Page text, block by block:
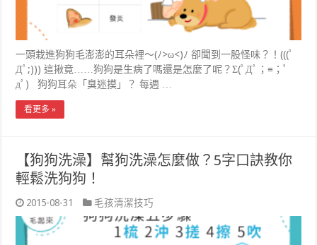
一頭栽進狗狗毛澎澎的耳朵裡～(ﾉ>ω<)ﾉ 卻聞到一股怪味？！(((ﾟ
Дﾟ;))) 這揪竟……狗狗是生病了嗎還是怎麼了呢？Σ(ﾟДﾟ；≡；ﾟ
дﾟ) 狗狗耳朵「臭迷摸」？ 每週 …
看更多 »
【狗狗洗澡】幫狗洗澡怎麼做？5字口訣教你
輕鬆洗狗狗！
2015-08-31 毛孩清潔技巧